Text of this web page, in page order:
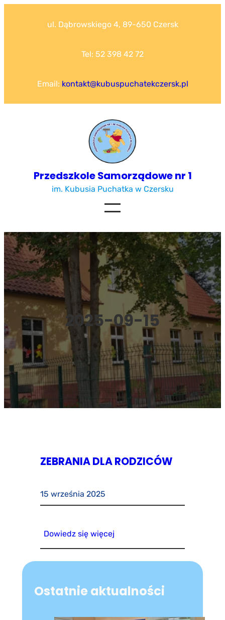
ul. Dąbrowskiego 4, 89-650 Czersk
Tel: 52 398 42 72
Email: kontakt@kubuspuchatekczersk.pl
Przedszkole Samorządowe nr 1
im. Kubusia Puchatka w Czersku
2025-09-15
ZEBRANIA DLA RODZICÓW
15 września 2025
Dowiedz się więcej
Ostatnie aktualności